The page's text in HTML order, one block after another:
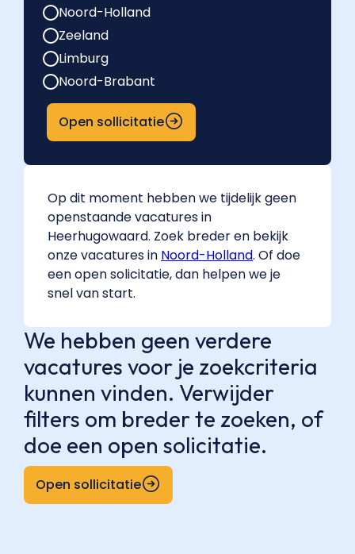
Noord-Holland
Zeeland
Limburg
Noord-Brabant
Open sollicitatie
Op dit moment hebben we tijdelijk geen
openstaande vacatures in
Heerhugowaard. Zoek breder en bekijk
onze vacatures in Noord-Holland. Of doe
een open solicitatie, dan helpen we je
snel van start.
We hebben geen verdere
vacatures voor je zoekcriteria
kunnen vinden. Verwijder
filters om breder te zoeken, of
doe een open solicitatie.
Open sollicitatie